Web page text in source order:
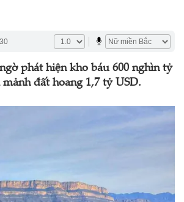
phát hiện kho báu 600 nghìn tỷ
đất hoang 1,7 tỷ USD.